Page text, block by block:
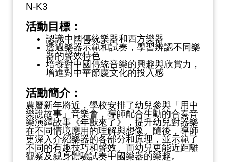
N-K3
活動目標：
認識中國傳統樂器和西方樂器
透過樂器示範和試奏，學習辨認不同樂
器的聲效特色
培養對中國傳統音樂的興趣與欣賞力，
增進對中華節慶文化的投入感
活動簡介：
農曆新年將近，學校安排了幼兒參與「用中
樂說故事」音樂會，導師配合生動的合奏音
樂演繹故事《年獸來了》，提升幼兒對器樂
在不同情境應用的理解與想像。隨後，導師
更深入介紹樂器的各部分和原理，並示範了
不同的有趣技巧和聲效。而幼兒更能近距離
觀察及親身體驗試奏中國樂器的樂趣。